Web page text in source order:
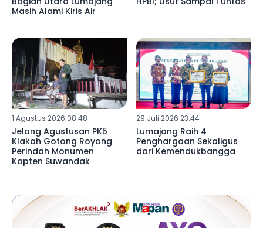
Masih Alami Kiris Air
1 Agustus 2026 08:48
Jelang Agustusan PK5
Klakah Gotong Royong
Perindah Monumen
Kapten Suwandak
29 Juli 2026 23:44
Lumajang Raih 4
Penghargaan Sekaligus
dari Kemendukbangga